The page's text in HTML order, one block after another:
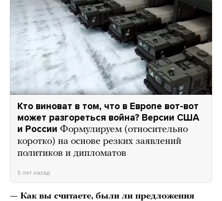
Кто виноват в том, что в Европе вот-вот
может разгореться война? Версии США
и России Формулируем (относительно
коротко) на основе резких заявлений
политиков и дипломатов
5 лет назад
— Как вы считаете, были ли предложения